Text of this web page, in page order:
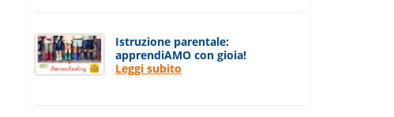
Istruzione parentale:
apprendiAMO con gioia!
Leggi subito